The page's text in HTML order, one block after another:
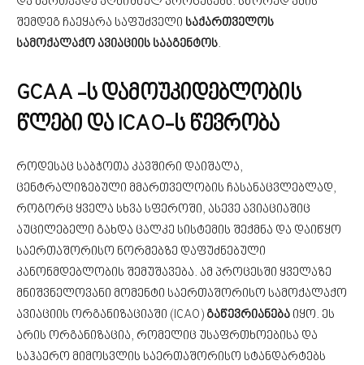
შემდეგ ჩაეყარა საფუძველი საქართველოს
სამოქალაქო ავიაციის სააგენტოს.
GCAA -ს დამოუკიდებლობის
წლები და ICAO-ს წევრობა
როდესაც საბჭოთა კავშირი დაიშალა,
ცენტრალიზებული მმართველობის ჩასანაცვლებლად,
როგორც ყველა სხვა სფეროში, ასევე ავიაციაშიც
აუცილებელი გახდა ცალკე სისტემის შექმნა და დაიწყო
საერთაშორისო ნორმებზე დაფუძნებული
კანონმდებლობის შემუშავება. ამ პროცესში ყველაზე
მნიშვნელოვანი მომენტი საერთაშორისო სამოქალაქო
ავიაციის ორგანიზაციაში (ICAO) გაწევრიანება იყო. ეს
არის ორგანიზაცია, რომელიც უსაფრთხოებისა და
საჰაერო მიმოსვლის საერთაშორისო სტანდარტებს